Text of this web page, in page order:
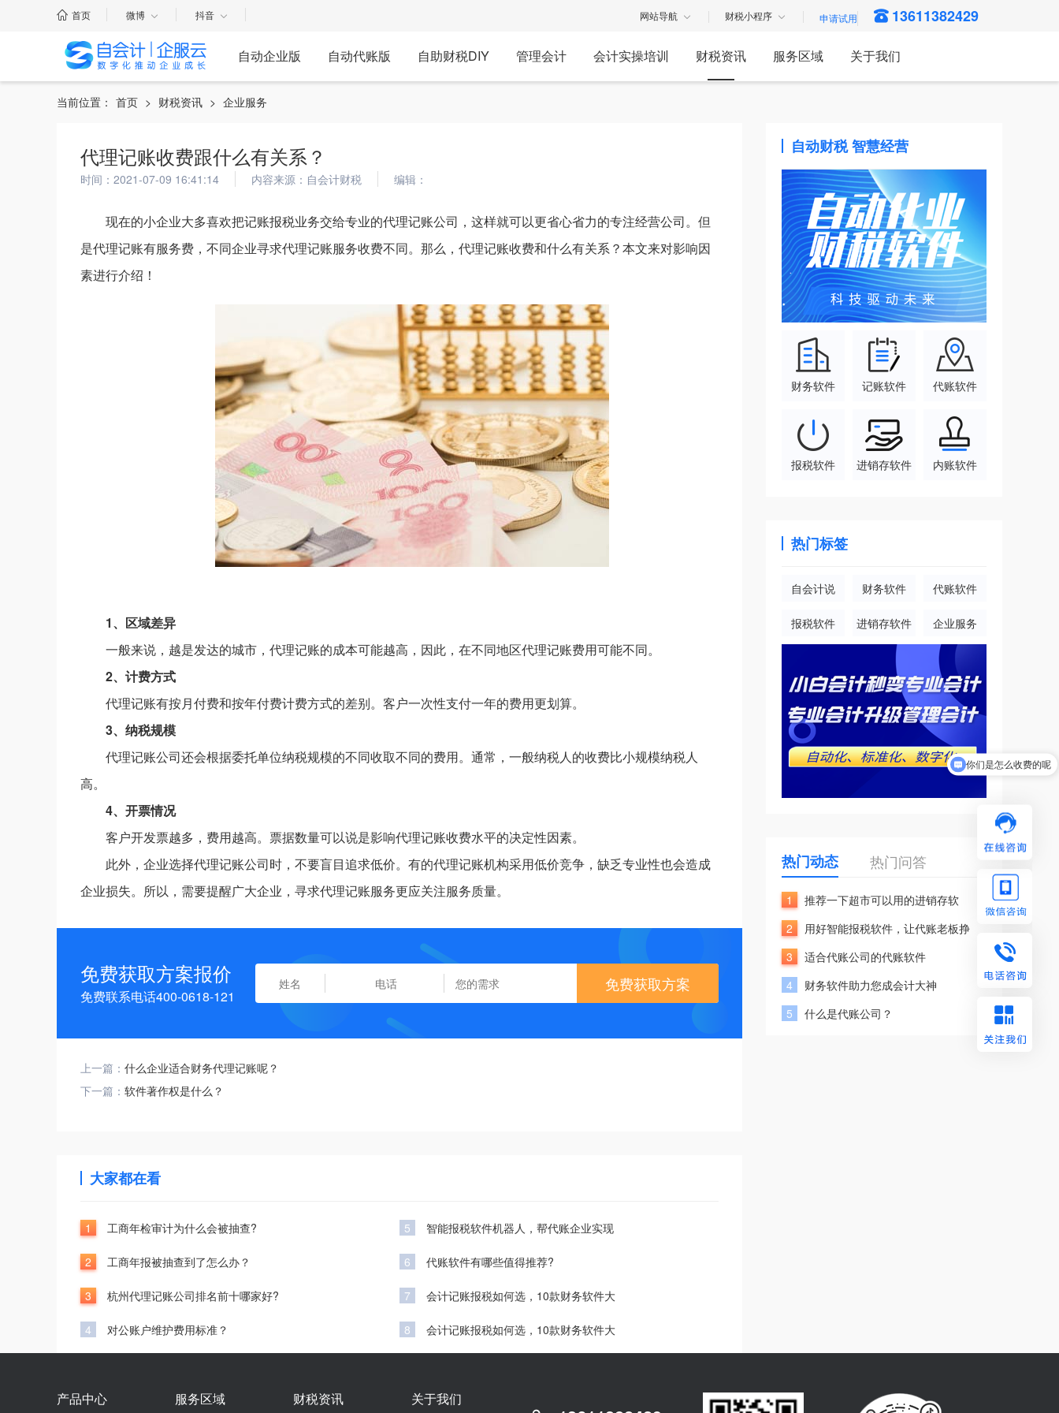
首页 微博 抖音 网站导航 财税小程序 13611382429
自动企业版 自动代账版 自助财税DIY 管理会计 会计实操培训 财税资讯 服务区域 关于我们
当前位置： 首页 > 财税资讯 > 企业服务
代理记账收费跟什么有关系？
时间：2021-07-09 16:41:14 内容来源：自会计财税 编辑：
现在的小企业大多喜欢把记账报税业务交给专业的代理记账公司，这样就可以更省心省力的专注经营公司。但
是代理记账有服务费，不同企业寻求代理记账服务收费不同。那么，代理记账收费和什么有关系？本文来对影响因
素进行介绍！
1、区域差异
一般来说，越是发达的城市，代理记账的成本可能越高，因此，在不同地区代理记账费用可能不同。
2、计费方式
代理记账有按月付费和按年付费计费方式的差别。客户一次性支付一年的费用更划算。
3、纳税规模
代理记账公司还会根据委托单位纳税规模的不同收取不同的费用。通常，一般纳税人的收费比小规模纳税人
高。
4、开票情况
客户开发票越多，费用越高。票据数量可以说是影响代理记账收费水平的决定性因素。
此外，企业选择代理记账公司时，不要盲目追求低价。有的代理记账机构采用低价竞争，缺乏专业性也会造成
企业损失。所以，需要提醒广大企业，寻求代理记账服务更应关注服务质量。
免费获取方案报价
免费联系电话400-0618-121
免费获取方案
上一篇： 什么企业适合财务代理记账呢？
下一篇： 软件著作权是什么？
大家都在看
1 工商年检审计为什么会被抽查?
2 工商年报被抽查到了怎么办？
3 杭州代理记账公司排名前十哪家好?
4 对公账户维护费用标准？
5 智能报税软件机器人，帮代账企业实现
6 代账软件有哪些值得推荐?
7 会计记账报税如何选，10款财务软件大
8 会计记账报税如何选，10款财务软件大
自动财税 智慧经营
财务软件 记账软件 代账软件
报税软件 进销存软件 内账软件
热门标签
自会计说 财务软件 代账软件
报税软件 进销存软件 企业服务
热门动态 热门问答
1
推荐一下超市可以用的进销存软
2
用好智能报税软件，让代账老板挣
3
适合代账公司的代账软件
4
财务软件助力您成会计大神
5
什么是代账公司？
产品中心 服务区域 财税资讯 关于我们
你们是怎么收费的呢